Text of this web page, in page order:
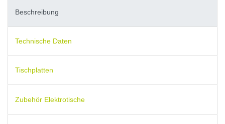
Beschreibung
Technische Daten
Tischplatten
Zubehör Elektrotische